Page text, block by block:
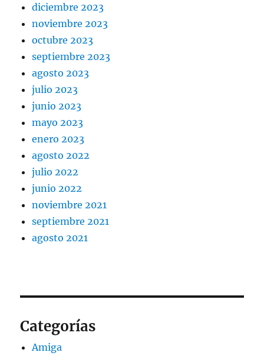
diciembre 2023
noviembre 2023
octubre 2023
septiembre 2023
agosto 2023
julio 2023
junio 2023
mayo 2023
enero 2023
agosto 2022
julio 2022
junio 2022
noviembre 2021
septiembre 2021
agosto 2021
Categorías
Amiga